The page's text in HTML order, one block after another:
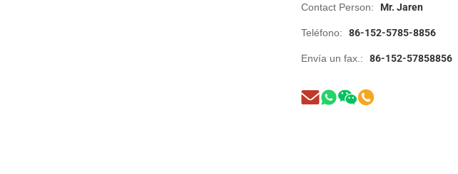
Contact Person: Mr. Jaren
Teléfono: 86-152-5785-8856
Envía un fax.: 86-152-57858856